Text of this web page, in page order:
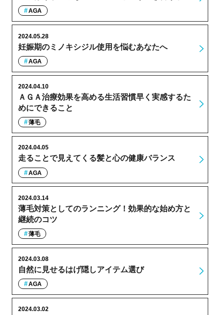
AGA
妊娠期のミノキシジル使用を悩むあなたへ
2024.05.28
AGA
ＡＧＡ治療効果を高める生活習慣早く実感するた
めにできること
2024.04.10
薄毛
走ることで見えてくる髪と心の健康バランス
2024.04.05
AGA
薄毛対策としてのランニング！効果的な始め方と
継続のコツ
2024.03.14
薄毛
自然に見せるはげ隠しアイテム選び
2024.03.08
AGA
2024.03.02